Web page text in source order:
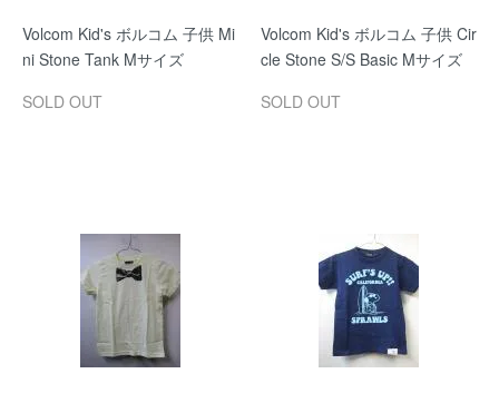
Volcom Kid's ボルコム 子供 Mi
ni Stone Tank Mサイズ
SOLD OUT
Volcom Kid's ボルコム 子供 Cir
cle Stone S/S Basic Mサイズ
SOLD OUT